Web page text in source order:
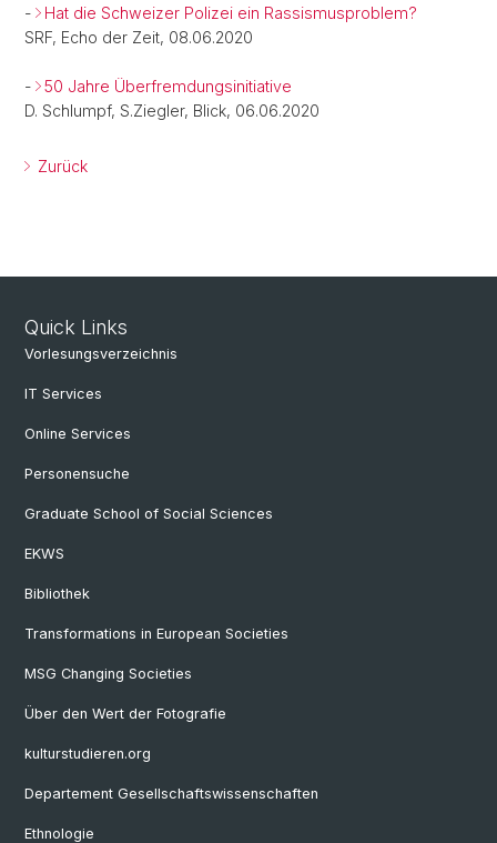
-
Hat die Schweizer Polizei ein Rassismusproblem?
SRF, Echo der Zeit, 08.06.2020
-
50 Jahre Überfremdungsinitiative
D. Schlumpf, S.Ziegler, Blick, 06.06.2020
Zurück
Quick Links
Vorlesungsverzeichnis
IT Services
Online Services
Personensuche
Graduate School of Social Sciences
EKWS
Bibliothek
Transformations in European Societies
MSG Changing Societies
Über den Wert der Fotografie
kulturstudieren.org
Departement Gesellschaftswissenschaften
Ethnologie